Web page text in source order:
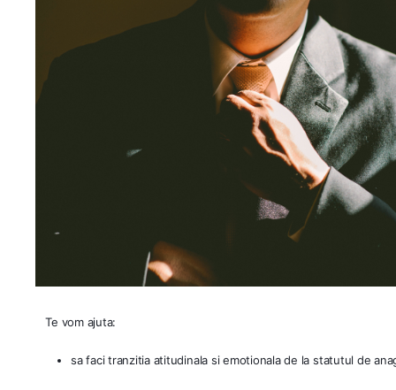
   Te vom ajuta:
sa faci tranzitia atitudinala si emotionala de la statutul de